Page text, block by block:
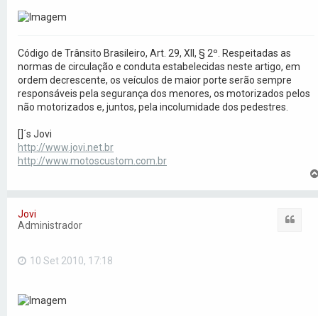
Código de Trânsito Brasileiro, Art. 29, XII, § 2º. Respeitadas as
normas de circulação e conduta estabelecidas neste artigo, em
ordem decrescente, os veículos de maior porte serão sempre
responsáveis pela segurança dos menores, os motorizados pelos
não motorizados e, juntos, pela incolumidade dos pedestres.
[]´s Jovi
http://www.jovi.net.br
http://www.motoscustom.com.br
Jovi
Administrador
10 Set 2010, 17:18